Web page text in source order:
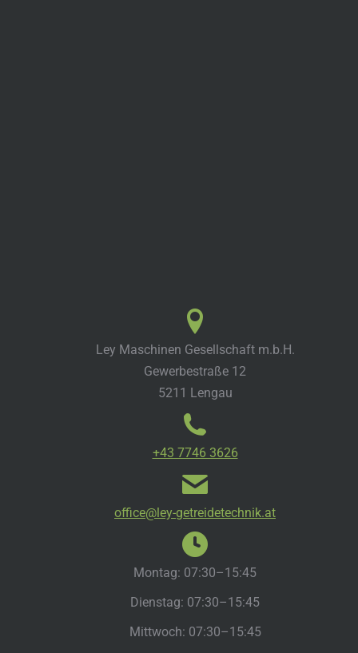
Ley Maschinen Gesellschaft m.b.H.
Gewerbestraße 12
5211 Lengau
+43 7746 3626
office@ley-getreidetechnik.at
Montag: 07:30–15:45
Dienstag: 07:30–15:45
Mittwoch: 07:30–15:45